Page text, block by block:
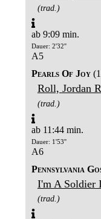
(trad.)
ab 9:09 min.
Dauer: 2'32''
A5
Pearls Of Joy
Roll, Jordan
(trad.)
ab 11:44 min.
Dauer: 1'53''
A6
Pennsylvania
I'm A Soldier
(trad.)